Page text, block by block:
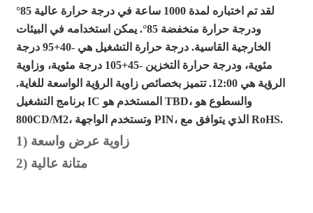
لقد تم اختباره لمدة 1000 ساعة في درجة حرارة عالية 85°
ودرجة حرارة منخفضة 85°. يمكن استخدامه في البيئات
الخارجية القاسية. درجة حرارة التشغيل هي -40+95 درجة
مئوية، ودرجة حرارة التخزين -45+105 درجة مئوية، وزاوية
الرؤية هي 12:00. تتميز بخصائص زاوية الرؤية الواسعة للغاية.
برنامج التشغيل IC المستخدم هو TBD، والسطوع هو
800CD/M2، وتستخدم الواجهة PIN، الذي يتوافق مع RoHS.
1) زاوية عرض واسعة
2) متانة عالية